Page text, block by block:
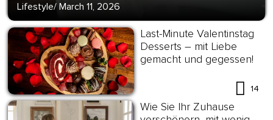
Lifestyle/ March 11, 2026
Last-Minute Valentinstag
Desserts – mit Liebe
gemacht und gegessen!
14
Wie Sie Ihr Zuhause